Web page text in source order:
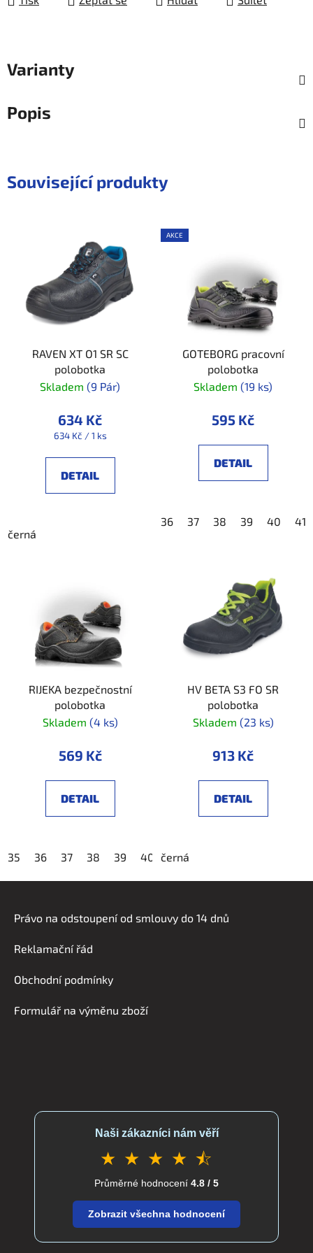
Varianty
Popis
Související produkty
RAVEN XT O1 SR SC
polobotka
Skladem (9 Pár)
634 Kč
Měrná
634 Kč / 1 ks
DETAIL
černá
AKCE
GOTEBORG pracovní
polobotka
Skladem (19 ks)
595 Kč
DETAIL
36 37 38 39 40 41
RIJEKA bezpečnostní
polobotka
Skladem (4 ks)
569 Kč
DETAIL
35 36 37 38 39 40 41
HV BETA S3 FO SR
polobotka
Skladem (23 ks)
913 Kč
DETAIL
černá
Právo na odstoupení od smlouvy do 14 dnů
Reklamační řád
Obchodní podmínky
Formulář na výměnu zboží
Naši zákazníci nám věří
★ ★ ★ ★ ⯪
Průměrné hodnocení 4.8 / 5
Zobrazit všechna hodnocení